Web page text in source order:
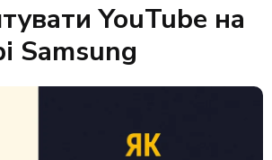
YouTube на
Samsung